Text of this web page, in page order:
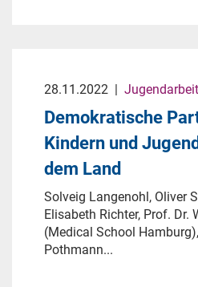
28.11.2022 |
Demokratische
Kindern und
dem Land
Solveig Langenohl, Oliver
Elisabeth Richter, Prof. Dr.
(Medical School
Pothmann...